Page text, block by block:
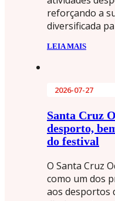
reforçando a
diversificada
LEIA MAIS
2026-07-27
Santa Cruz
desporto,
do festival
O Santa Cruz
como um dos
aos desportos